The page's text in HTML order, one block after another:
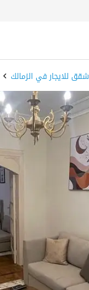
شقق للايجار في الزمالك